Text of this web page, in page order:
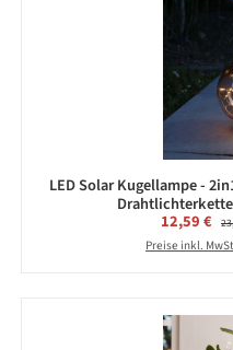
LED Solar Kugellampe -
12,59 €
Preise inkl.